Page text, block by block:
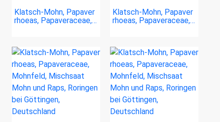
Klatsch-Mohn, Papaver
rhoeas, Papaveraceae,…
Klatsch-Mohn, Papaver
rhoeas, Papaveraceae,…